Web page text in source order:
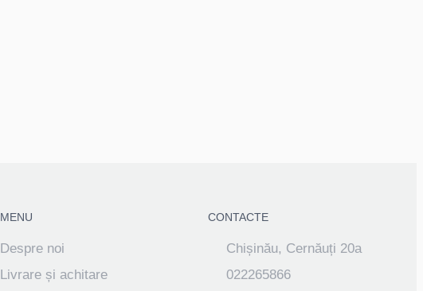
MENU
Despre noi
Livrare și achitare
CONTACTE
Chișinău, Cernăuți 20a
022265866